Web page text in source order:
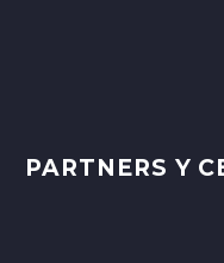
PARTNERS Y